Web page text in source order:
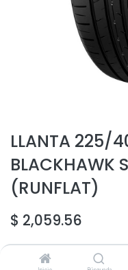
LLANTA 225/
BLACKHAWK
(RUNFLAT)
$ 2,059.56